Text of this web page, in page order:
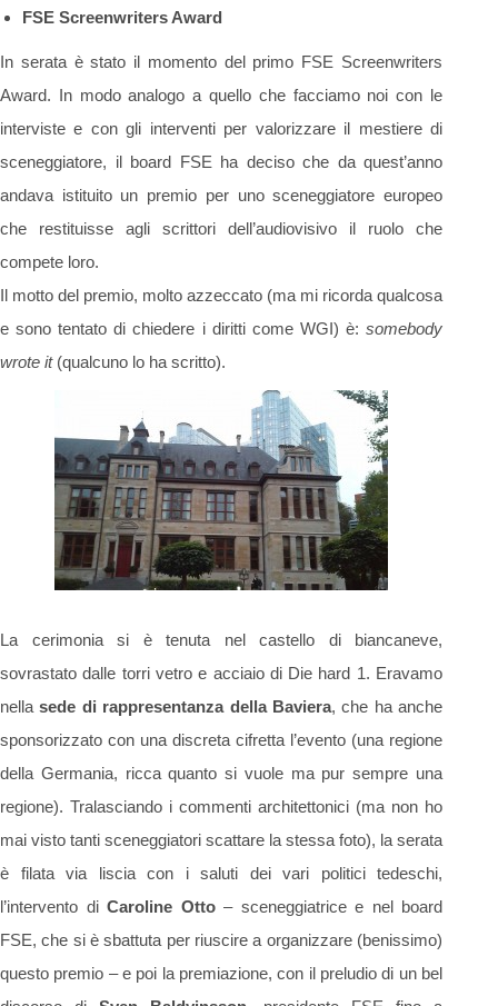
FSE Screenwriters Award
In serata è stato il momento del primo FSE Screenwriters
Award. In modo analogo a quello che facciamo noi con le
interviste e con gli interventi per valorizzare il mestiere di
sceneggiatore, il board FSE ha deciso che da quest’anno
andava istituito un premio per uno sceneggiatore europeo
che restituisse agli scrittori dell’audiovisivo il ruolo che
compete loro.
Il motto del premio, molto azzeccato (ma mi ricorda qualcosa
e sono tentato di chiedere i diritti come WGI) è: somebody
wrote it(qualcuno lo ha scritto).
La cerimonia si è tenuta nel castello di biancaneve,
sovrastato dalle torri vetro e acciaio di Die hard 1. Eravamo
nellasede di rappresentanza della Baviera, che ha anche
sponsorizzato con una discreta cifretta l’evento (una regione
della Germania, ricca quanto si vuole ma pur sempre una
regione). Tralasciando i commenti architettonici (ma non ho
mai visto tanti sceneggiatori scattare la stessa foto), la serata
è filata via liscia con i saluti dei vari politici tedeschi,
l’intervento di Caroline Otto– sceneggiatrice e nel board
FSE, che si è sbattuta per riuscire a organizzare (benissimo)
questo premio – e poi la premiazione, con il preludio di un bel